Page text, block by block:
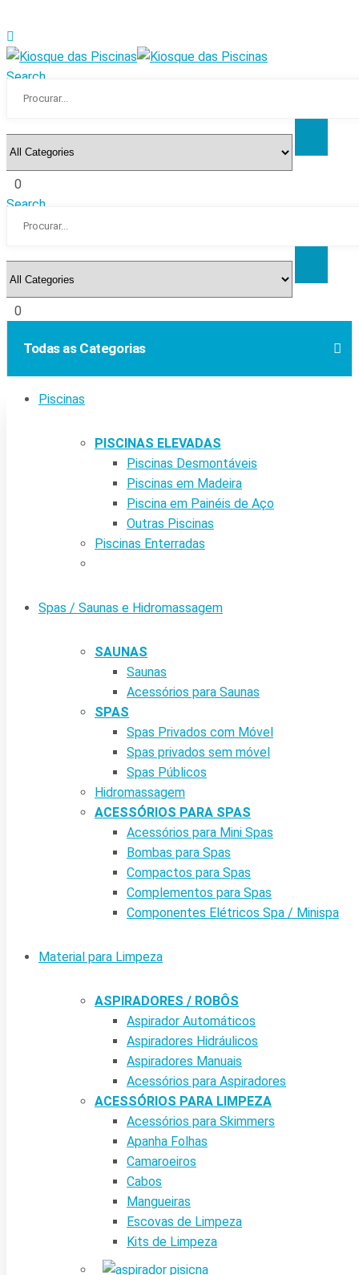
Search
0
Search
0
Todas as Categorias
Piscinas
PISCINAS ELEVADAS
Piscinas Desmontáveis
Piscinas em Madeira
Piscina em Painéis de Aço
Outras Piscinas
Piscinas Enterradas
Spas / Saunas e Hidromassagem
SAUNAS
Saunas
Acessórios para Saunas
SPAS
Spas Privados com Móvel
Spas privados sem móvel
Spas Públicos
Hidromassagem
ACESSÓRIOS PARA SPAS
Acessórios para Mini Spas
Bombas para Spas
Compactos para Spas
Complementos para Spas
Componentes Elétricos Spa / Minispa
Material para Limpeza
ASPIRADORES / ROBÔS
Aspirador Automáticos
Aspiradores Hidráulicos
Aspiradores Manuais
Acessórios para Aspiradores
ACESSÓRIOS PARA LIMPEZA
Acessórios para Skimmers
Apanha Folhas
Camaroeiros
Cabos
Mangueiras
Escovas de Limpeza
Kits de Limpeza